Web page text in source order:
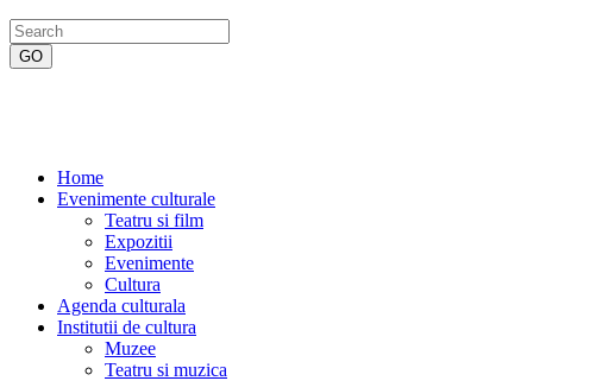
Home
Evenimente culturale
Teatru si film
Expozitii
Evenimente
Cultura
Agenda culturala
Institutii de cultura
Muzee
Teatru si muzica